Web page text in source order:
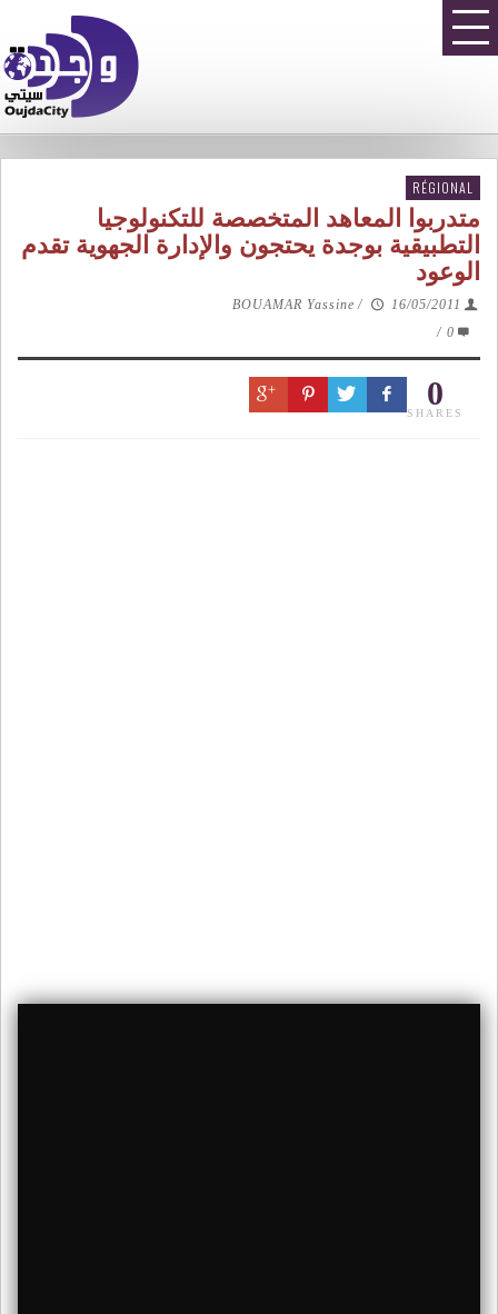
RÉGIONAL
متدربوا المعاهد المتخصصة للتكنولوجيا
التطبيقية بوجدة يحتجون والإدارة الجهوية تقدم
الوعود
BOUAMAR Yassine /
16/05/2011
0
/
0
SHARES